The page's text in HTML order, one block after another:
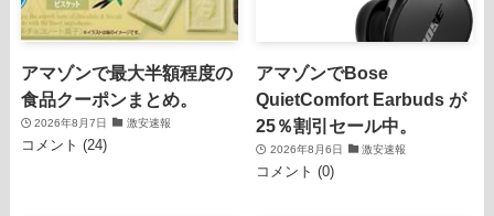
アマゾンで最大半額程度の
食品クーポンまとめ。
2026年8月7日 激安速報
コメント (24)
アマゾンでBose
QuietComfort Earbuds が
25％割引セール中。
2026年8月6日 激安速報
コメント (0)